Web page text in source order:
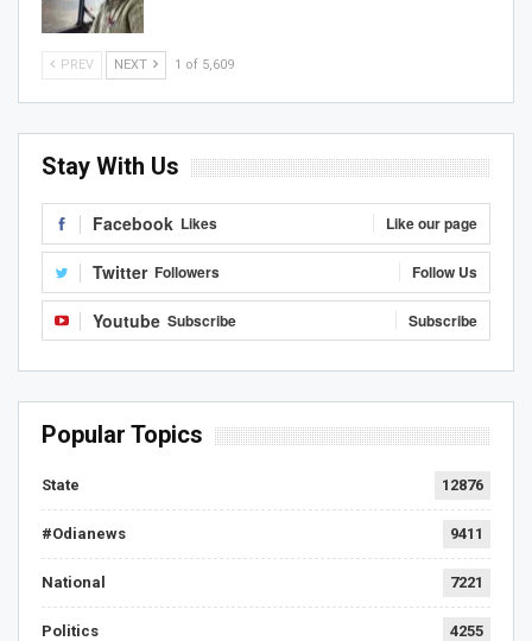
PREV NEXT 1 of 5,609
Stay With Us
Facebook Likes Like our page
Twitter Followers Follow Us
Youtube Subscribe Subscribe
Popular Topics
State 12876
#Odianews 9411
National 7221
Politics 4255